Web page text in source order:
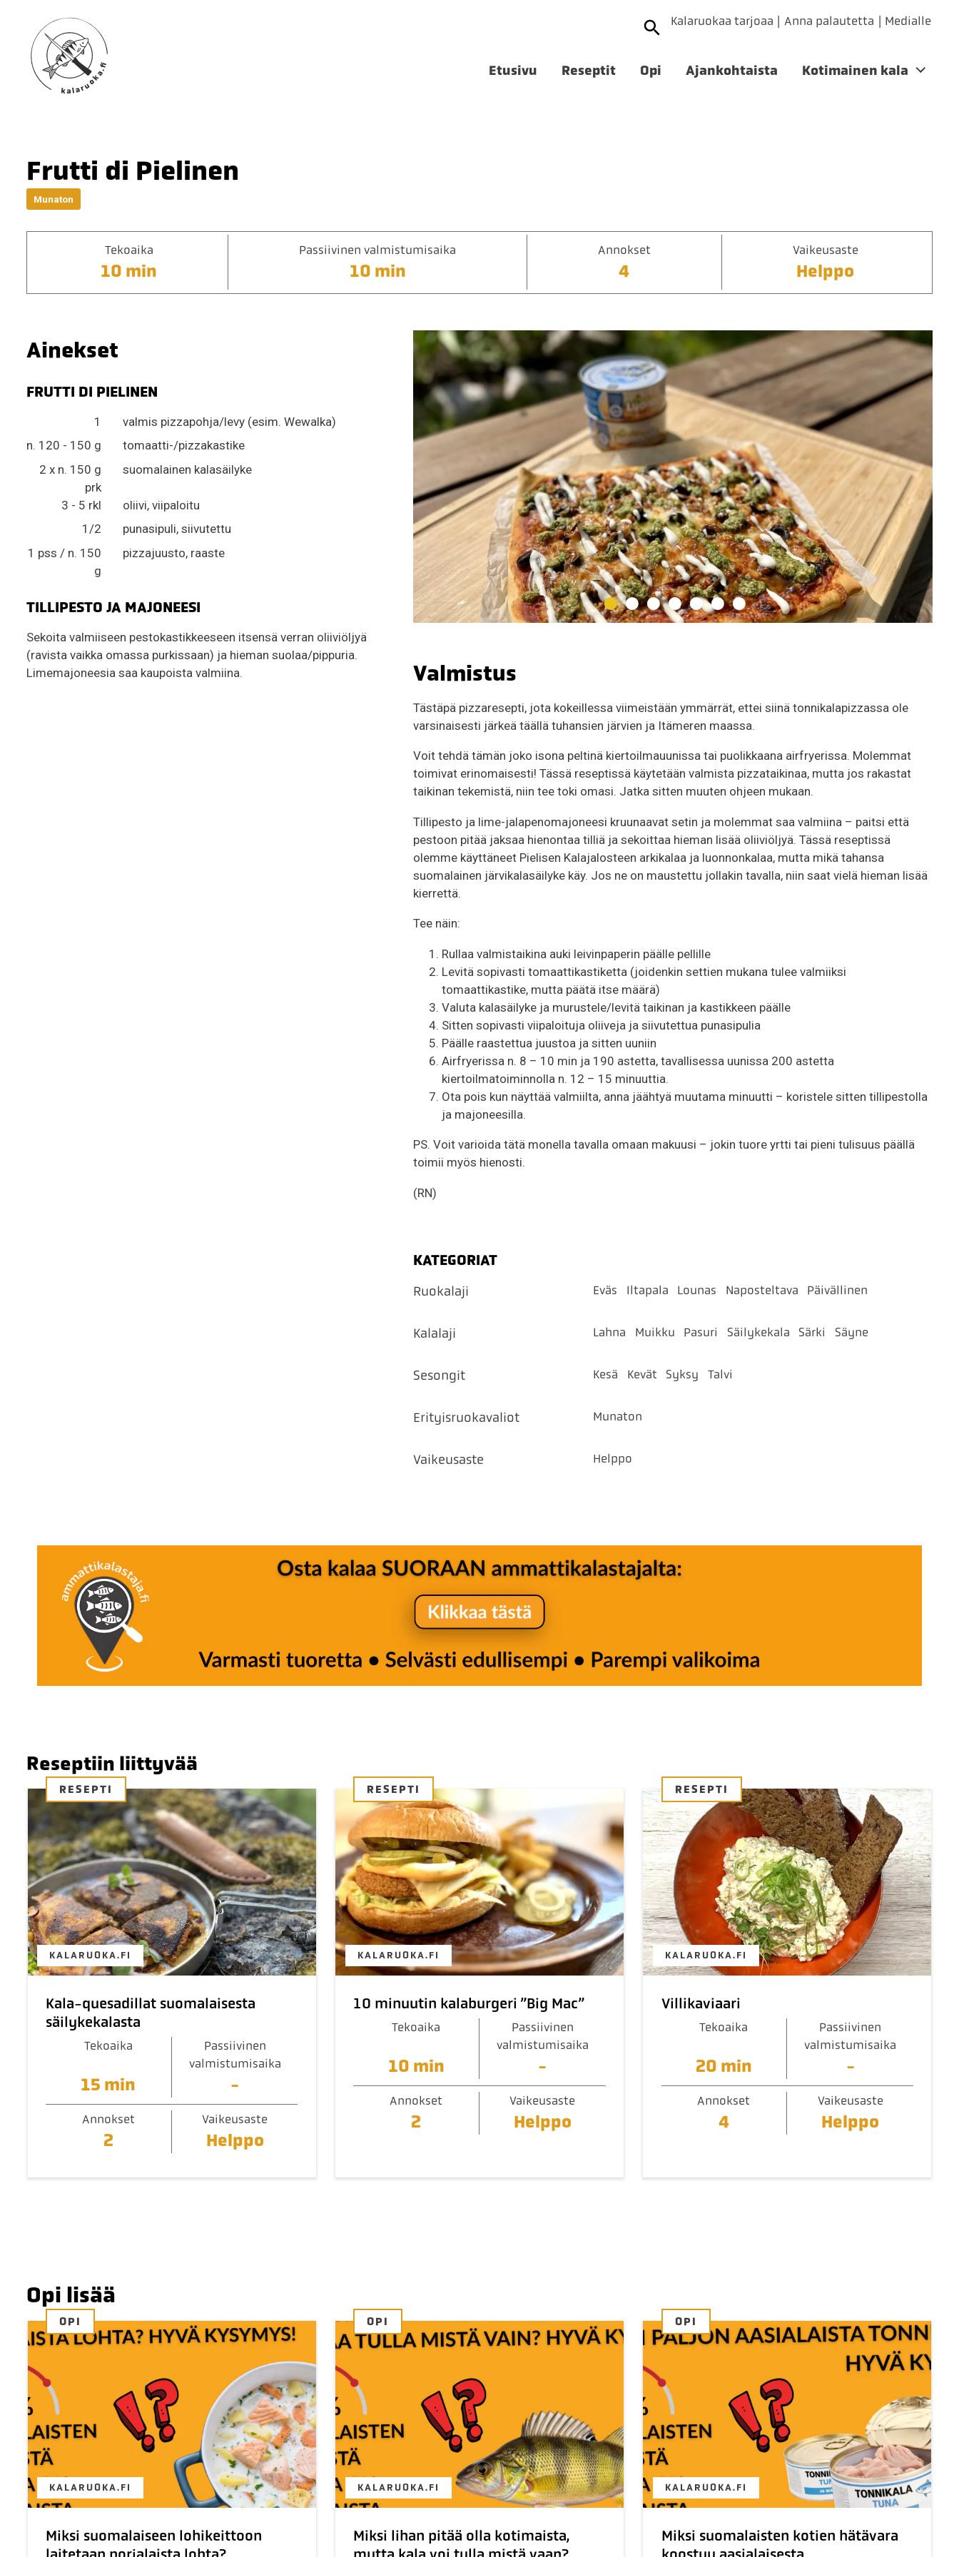
Kalaruokaa tarjoaa Anna palautetta Medialle
Etusivu Reseptit Opi Ajankohtaista Kotimainen kala
Frutti di Pielinen
Munaton
Tekoaika
10 min
Passiivinen valmistumisaika
10 min
Annokset
4
Vaikeusaste
Helppo
Ainekset
FRUTTI DI PIELINEN
1
valmis pizzapohja/levy (esim. Wewalka)
n. 120 - 150 g
tomaatti-/pizzakastike
2 x n. 150 g
prk
suomalainen kalasäilyke
3 - 5 rkl
oliivi, viipaloitu
1/2
punasipuli, siivutettu
1 pss / n. 150
g
pizzajuusto, raaste
TILLIPESTO JA MAJONEESI
Sekoita valmiiseen pestokastikkeeseen itsensä verran oliiviöljyä
(ravista vaikka omassa purkissaan) ja hieman suolaa/pippuria.
Limemajoneesia saa kaupoista valmiina.
Valmistus
Tästäpä pizzaresepti, jota kokeillessa viimeistään ymmärrät, ettei siinä tonnikalapizzassa ole
varsinaisesti järkeä täällä tuhansien järvien ja Itämeren maassa.
Voit tehdä tämän joko isona peltinä kiertoilmauunissa tai puolikkaana airfryerissa. Molemmat
toimivat erinomaisesti! Tässä reseptissä käytetään valmista pizzataikinaa, mutta jos rakastat
taikinan tekemistä, niin tee toki omasi. Jatka sitten muuten ohjeen mukaan.
Tillipesto ja lime-jalapenomajoneesi kruunaavat setin ja molemmat saa valmiina – paitsi että
pestoon pitää jaksaa hienontaa tilliä ja sekoittaa hieman lisää oliiviöljyä. Tässä reseptissä
olemme käyttäneet Pielisen Kalajalosteen arkikalaa ja luonnonkalaa, mutta mikä tahansa
suomalainen järvikalasäilyke käy. Jos ne on maustettu jollakin tavalla, niin saat vielä hieman lisää
kierrettä.
Tee näin:
Rullaa valmistaikina auki leivinpaperin päälle pellille
Levitä sopivasti tomaattikastiketta (joidenkin settien mukana tulee valmiiksi
tomaattikastike, mutta päätä itse määrä)
Valuta kalasäilyke ja murustele/levitä taikinan ja kastikkeen päälle
Sitten sopivasti viipaloituja oliiveja ja siivutettua punasipulia
Päälle raastettua juustoa ja sitten uuniin
Airfryerissa n. 8 – 10 min ja 190 astetta, tavallisessa uunissa 200 astetta
kiertoilmatoiminnolla n. 12 – 15 minuuttia.
Ota pois kun näyttää valmiilta, anna jäähtyä muutama minuutti – koristele sitten tillipestolla
ja majoneesilla.
PS. Voit varioida tätä monella tavalla omaan makuusi – jokin tuore yrtti tai pieni tulisuus päällä
toimii myös hienosti.
(RN)
KATEGORIAT
Ruokalaji Eväs Iltapala Lounas Naposteltava Päivällinen
Kalalaji Lahna Muikku Pasuri Säilykekala Särki Säyne
Sesongit Kesä Kevät Syksy Talvi
Erityisruokavaliot Munaton
Vaikeusaste Helppo
Reseptiin liittyvää
RESEPTI
KALARUOKA.FI
Kala-quesadillat suomalaisesta
säilykekalasta
Tekoaika
15 min
Passiivinen
valmistumisaika
-
Annokset
2
Vaikeusaste
Helppo
RESEPTI
KALARUOKA.FI
10 minuutin kalaburgeri ”Big Mac”
Tekoaika
10 min
Passiivinen
valmistumisaika
-
Annokset
2
Vaikeusaste
Helppo
RESEPTI
KALARUOKA.FI
Villikaviaari
Tekoaika
20 min
Passiivinen
valmistumisaika
-
Annokset
4
Vaikeusaste
Helppo
Opi lisää
OPI
KALARUOKA.FI
Miksi suomalaiseen lohikeittoon
OPI
KALARUOKA.FI
Miksi lihan pitää olla kotimaista,
OPI
KALARUOKA.FI
Miksi suomalaisten kotien hätävara